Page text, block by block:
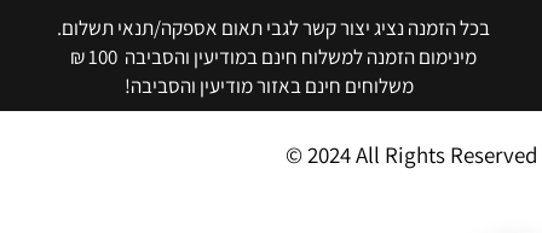
בכל הזמנה נציג יצור קשר לגבי תאום אספקה/תנאי תשלום.
מינימום הזמנה למשלוח חינם במודיעין והסביבה 100 ₪
משלוחים חינם באזור מודיעין והסביבה!
© 2024 All Rights Reserved